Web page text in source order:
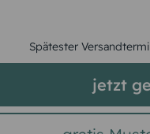
Spätester
jetzt